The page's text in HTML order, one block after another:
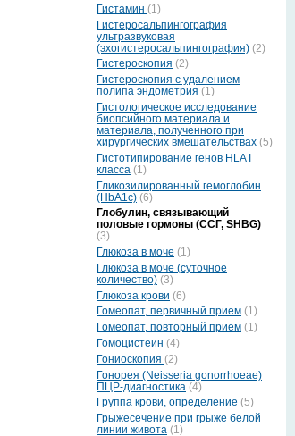
Гистамин (1)
Гистеросальпингография
ультразвуковая
(эхогистеросальпингография) (2)
Гистероскопия (2)
Гистероскопия с удалением
полипа эндометрия (1)
Гистологическое исследование
биопсийного материала и
материала, полученного при
хирургических вмешательствах (5)
Гистотипирование генов HLA I
класса (1)
Гликозилированный гемоглобин
(HbA1c) (6)
Глобулин, связывающий
половые гормоны (ССГ, SHBG)
(3)
Глюкоза в моче (1)
Глюкоза в моче (суточное
количество) (3)
Глюкоза крови (6)
Гомеопат, первичный прием (1)
Гомеопат, повторный прием (1)
Гомоцистеин (4)
Гониоскопия (2)
Гонорея (Neisseria gonorrhoeae)
ПЦР-диагностика (4)
Группа крови, определение (5)
Грыжесечение при грыже белой
линии живота (1)